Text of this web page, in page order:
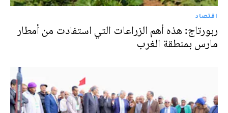
اقتصاد
ربورتاج: هذه أهم الزراعات التي استفادت من أمطار
مارس بمنطقة الغرب